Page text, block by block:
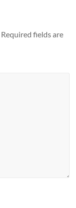
Required fields are